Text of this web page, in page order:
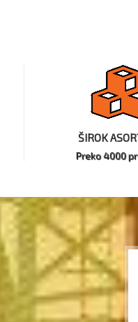
ŠIROK
Preko 4000